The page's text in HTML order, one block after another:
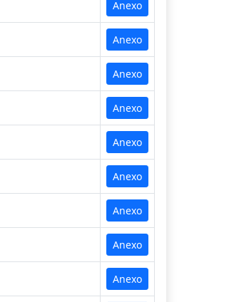
Anexo
Anexo
Anexo
Anexo
Anexo
Anexo
Anexo
Anexo
Anexo